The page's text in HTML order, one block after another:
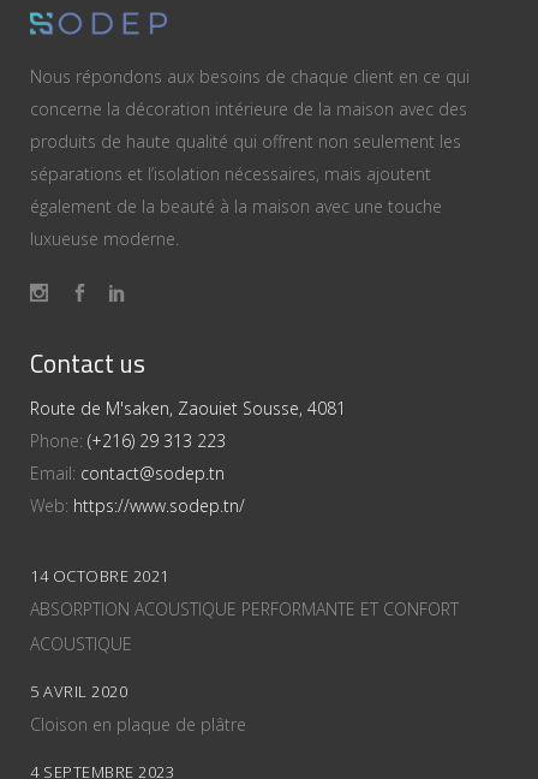
Nous répondons aux besoins de chaque client en ce qui
concerne la décoration intérieure de la maison avec des
produits de haute qualité qui offrent non seulement les
séparations et l’isolation nécessaires, mais ajoutent
également de la beauté à la maison avec une touche
luxueuse moderne.
Contact us
Route de M'saken, Zaouiet Sousse, 4081
Phone: (+216) 29 313 223
Email: contact@sodep.tn
Web: https://www.sodep.tn/
14 OCTOBRE 2021
ABSORPTION ACOUSTIQUE PERFORMANTE ET CONFORT
ACOUSTIQUE
5 AVRIL 2020
Cloison en plaque de plâtre
4 SEPTEMBRE 2023